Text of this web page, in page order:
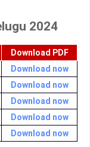
2024
Download PDF
Download now
Download now
Download now
Download now
Download now